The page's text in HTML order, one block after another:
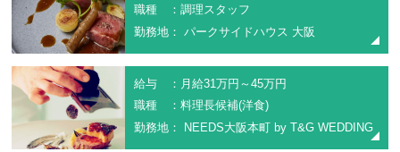
職種 ：調理スタッフ
勤務地： パークサイドハウス 大阪
給与 ：月給31万円～45万円
職種 ：料理長候補(洋食)
勤務地： NEEDS大阪本町 by T&G WEDDING